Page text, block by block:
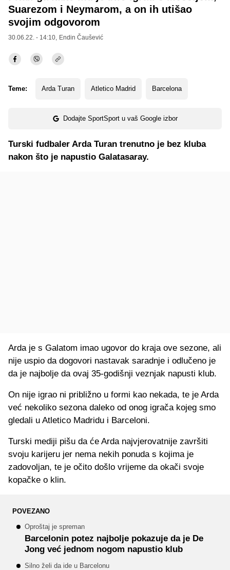
Suarezom i Neymarom, a on ih utišao
svojim odgovorom
30.06.22. - 14:10, Endin Čaušević
Teme: Arda Turan Atletico Madrid Barcelona
Dodajte SportSport u vaš Google izbor
Turski fudbaler Arda Turan trenutno je bez kluba
nakon što je napustio Galatasaray.
Arda je s Galatom imao ugovor do kraja ove sezone, ali
nije uspio da dogovori nastavak saradnje i odlučeno je
da je najbolje da ovaj 35-godišnji veznjak napusti klub.
On nije igrao ni približno u formi kao nekada, te je Arda
već nekoliko sezona daleko od onog igrača kojeg smo
gledali u Atletico Madridu i Barceloni.
Turski mediji pišu da će Arda najvjerovatnije završiti
svoju karijeru jer nema nekih ponuda s kojima je
zadovoljan, te je očito došlo vrijeme da okači svoje
kopačke o klin.
POVEZANO
Oproštaj je spreman
Barcelonin potez najbolje pokazuje da je De
Jong već jednom nogom napustio klub
Silno želi da ide u Barcelonu